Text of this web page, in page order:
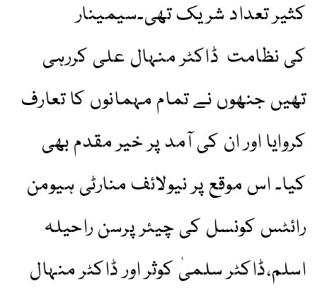
کثیر تعداد شریک تھی۔سیمینار
کی نظامت ڈاکٹر منہال علی کررہی
تھیں جنھوں نے تمام مہمانوں کا تعارف
کروایا اور ان کی آمد پر خیر مقدم بھی
کیا۔ اس موقع پر نیولائف منارٹی ہیومن
رائٹس کونسل کی چیئر پرسن راحیلہ
اسلم،ڈاکٹر سلمیٰ کوثر اور ڈاکٹر منہال